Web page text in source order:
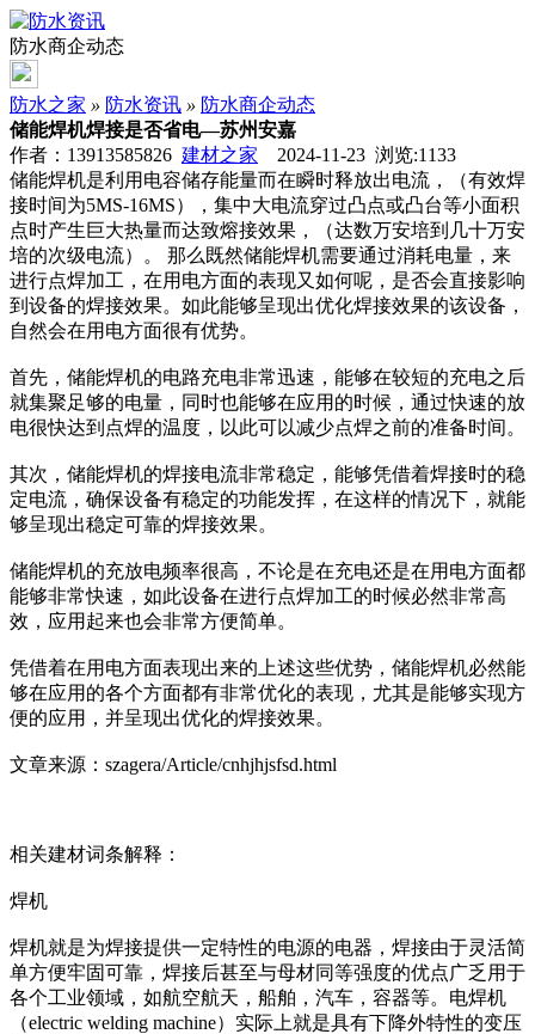
防水商企动态
防水之家 » 防水资讯 » 防水商企动态
储能焊机焊接是否省电—苏州安嘉
作者：13913585826 建材之家 2024-11-23 浏览:1133
储能焊机是利用电容储存能量而在瞬时释放出电流，（有效焊
接时间为5MS-16MS），集中大电流穿过凸点或凸台等小面积
点时产生巨大热量而达致熔接效果，（达数万安培到几十万安
培的次级电流）。 那么既然储能焊机需要通过消耗电量，来
进行点焊加工，在用电方面的表现又如何呢，是否会直接影响
到设备的焊接效果。如此能够呈现出优化焊接效果的该设备，
自然会在用电方面很有优势。
首先，储能焊机的电路充电非常迅速，能够在较短的充电之后
就集聚足够的电量，同时也能够在应用的时候，通过快速的放
电很快达到点焊的温度，以此可以减少点焊之前的准备时间。
其次，储能焊机的焊接电流非常稳定，能够凭借着焊接时的稳
定电流，确保设备有稳定的功能发挥，在这样的情况下，就能
够呈现出稳定可靠的焊接效果。
储能焊机的充放电频率很高，不论是在充电还是在用电方面都
能够非常快速，如此设备在进行点焊加工的时候必然非常高
效，应用起来也会非常方便简单。
凭借着在用电方面表现出来的上述这些优势，储能焊机必然能
够在应用的各个方面都有非常优化的表现，尤其是能够实现方
便的应用，并呈现出优化的焊接效果。
文章来源：szagera/Article/cnhjhjsfsd.html
相关建材词条解释：
焊机
焊机就是为焊接提供一定特性的电源的电器，焊接由于灵活简
单方便牢固可靠，焊接后甚至与母材同等强度的优点广乏用于
各个工业领域，如航空航天，船舶，汽车，容器等。电焊机
（electric welding machine）实际上就是具有下降外特性的变压